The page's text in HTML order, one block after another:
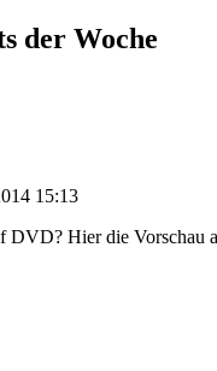
der Woche
15:13
DVD? Hier die Vorschau